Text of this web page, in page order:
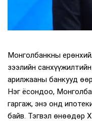
Монголбанкны
зээлийн
арилжааны банкууд
Нэг ёсондоо,
гаргаж, энэ онд
байв. Тэгвэл өнөөдөр